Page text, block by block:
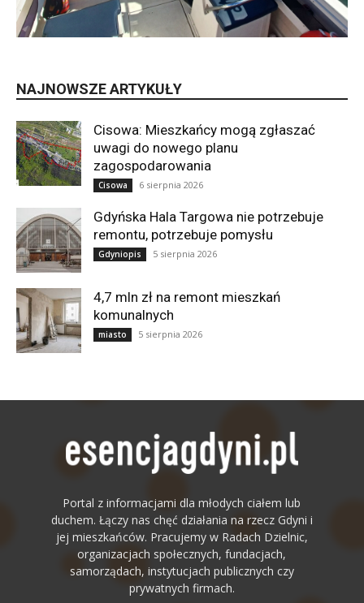
NAJNOWSZE ARTYKUŁY
Cisowa: Mieszkańcy mogą zgłaszać
uwagi do nowego planu
zagospodarowania
Cisowa 6 sierpnia 2026
Gdyńska Hala Targowa nie potrzebuje
remontu, potrzebuje pomysłu
Gdyniopis 5 sierpnia 2026
4,7 mln zł na remont mieszkań
komunalnych
miasto 5 sierpnia 2026
Portal z informacjami dla młodych ciałem lub
duchem. Łączy nas chęć działania na rzecz Gdyni i
jej mieszkańców. Pracujemy w Radach Dzielnic,
organizacjach społecznych, fundacjach,
samorządach, instytucjach publicznych czy
prywatnych firmach.